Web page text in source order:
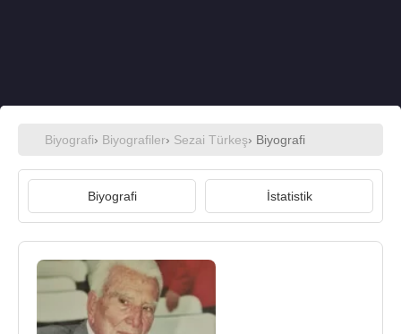
Biyografi› Biyografiler› Sezai Türkeş› Biyografi
Biyografi İstatistik